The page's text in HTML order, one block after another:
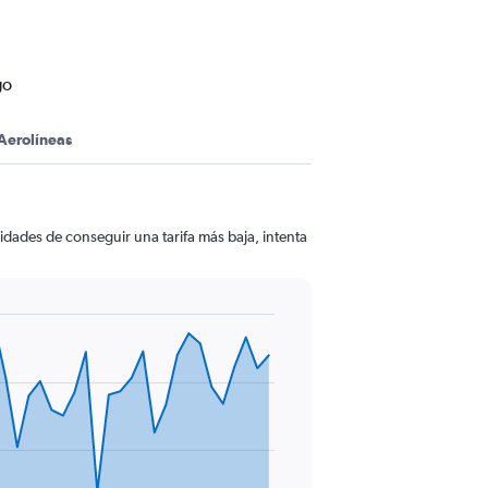
de conseguir una tarifa más baja, intenta